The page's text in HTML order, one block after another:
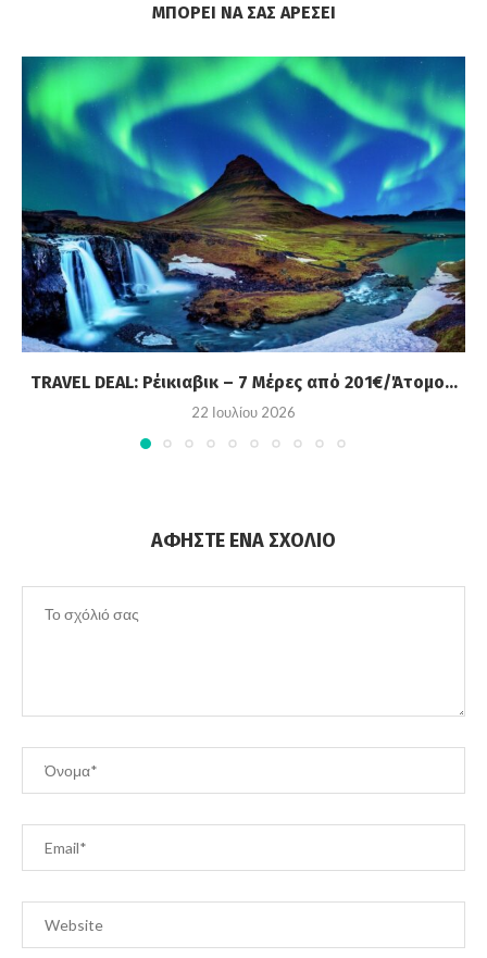
ΜΠΟΡΕΊ ΝΑ ΣΑΣ ΑΡΈΣΕΙ
TRAVEL DEAL: Ρέικιαβικ – 7 Μέρες από 201€/Άτομο...
22 Ιουλίου 2026
ΑΦΉΣΤΕ ΈΝΑ ΣΧΌΛΙΟ